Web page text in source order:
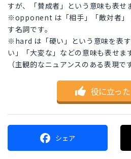
すが、「賛成者」という意味も表せ
※opponent は「相手」「敵対者」
す名詞です。
※hard は「硬い」という意味を表
い」「大変な」などの意味も表せま
（主観的なニュアンスのある表現で
役に立った
シェア